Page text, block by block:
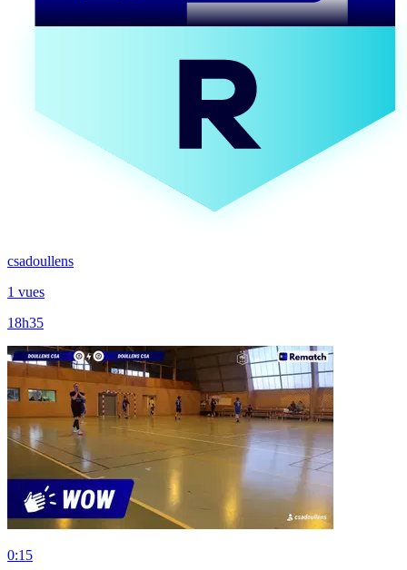
csadoullens
1 vues
18h35
0:15